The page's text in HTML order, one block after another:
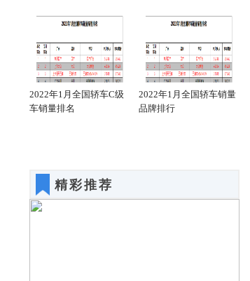
2022年1月全国轿车C级
车销量排名
2022年1月全国轿车销量
品牌排行
精彩推荐